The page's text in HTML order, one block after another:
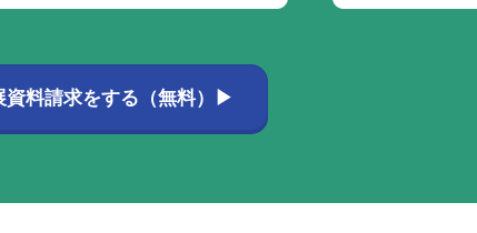
料請求をする（無料）▶